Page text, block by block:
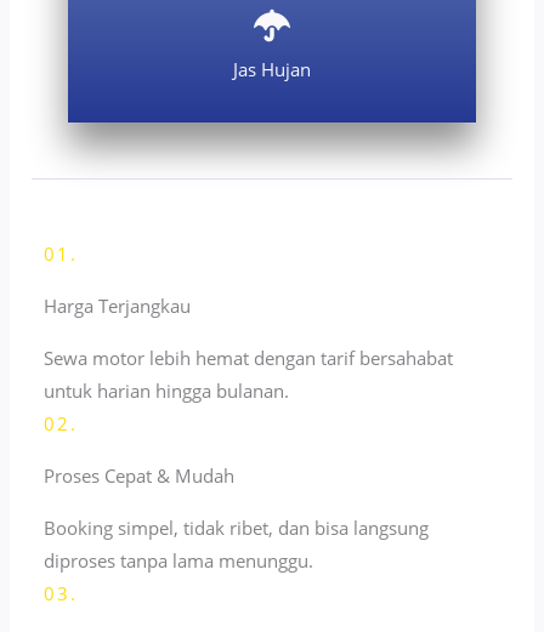
Jas Hujan
01.
Harga Terjangkau
Sewa motor lebih hemat dengan tarif bersahabat
untuk harian hingga bulanan.
02.
Proses Cepat & Mudah
Booking simpel, tidak ribet, dan bisa langsung
diproses tanpa lama menunggu.
03.